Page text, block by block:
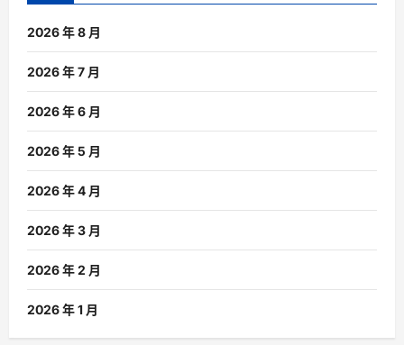
2026 年 8 月
2026 年 7 月
2026 年 6 月
2026 年 5 月
2026 年 4 月
2026 年 3 月
2026 年 2 月
2026 年 1 月